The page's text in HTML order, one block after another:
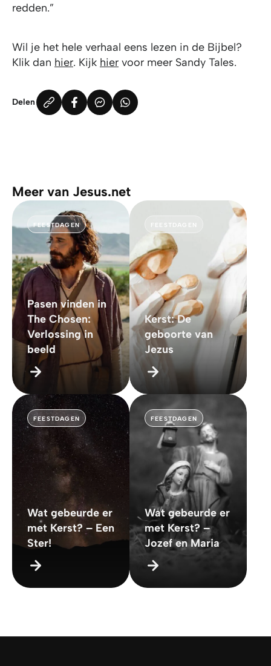
redden.”
Wil je het hele verhaal eens lezen in de Bijbel?
Klik dan hier. Kijk hier voor meer Sandy Tales.
Delen
Meer van Jesus.net
FEESTDAGEN
Pasen vinden in
The Chosen:
Verlossing in
beeld
FEESTDAGEN
Kerst: De
geboorte van
Jezus
FEESTDAGEN
Wat gebeurde er
met Kerst? – Een
Ster!
FEESTDAGEN
Wat gebeurde er
met Kerst? –
Jozef en Maria